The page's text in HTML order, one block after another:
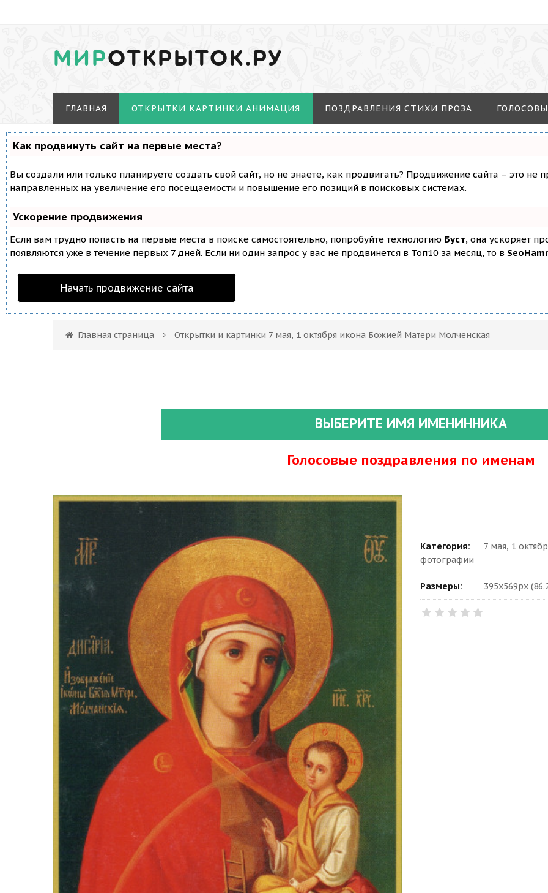
МИРОТКРЫТОК.РУ
ГЛАВНАЯ ОТКРЫТКИ КАРТИНКИ АНИМАЦИЯ ПОЗДРАВЛЕНИЯ СТИХИ ПРОЗА
Как продвинуть сайт на первые места?
Вы создали или только планируете создать свой сайт, но не знаете, как продвигать? Продвижение сайта – это
направленных на увеличение его посещаемости и повышение его позиций в поисковых системах.
Ускорение продвижения
Если вам трудно попасть на первые места в поиске самостоятельно, попробуйте технологию Буст, она ускоряет
появляются уже в течение первых 7 дней. Если ни один запрос у вас не продвинется в Топ10 за месяц, то в
Начать продвижение сайта
Главная страница Открытки и картинки 7 мая, 1 октября икона Божией Матери Молченская
ВЫБЕРИТЕ ИМЯ ИМЕНИННИКА
Голосовые поздравления по именам
Категория:
7 мая, 1
фотографии
Размеры: 395x569px